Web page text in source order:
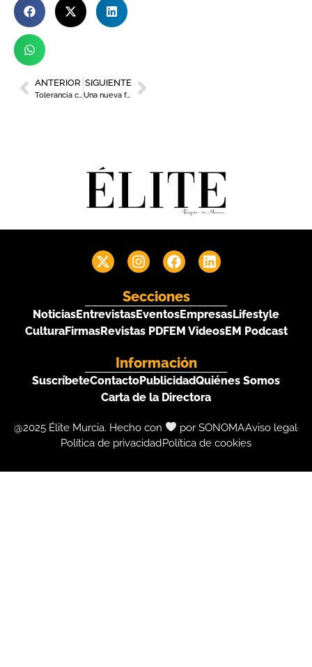
ANTERIOR
Tolerancia cero con la publicidad sexista: Retiran más de 300 vallas en Murcia
SIGUIENTE
Una nueva forma de moverse sin cambiar de coche
Secciones
NoticiasEntrevistasEventosEmpresasLifestyle
CulturaFirmasRevistas PDFEM VideosEM Podcast
Información
SuscríbeteContactoPublicidadQuiénes Somos
Carta de la Directora
@2025 Élite Murcia. Hecho con por SONOMAAviso legal
Política de privacidadPolítica de cookies